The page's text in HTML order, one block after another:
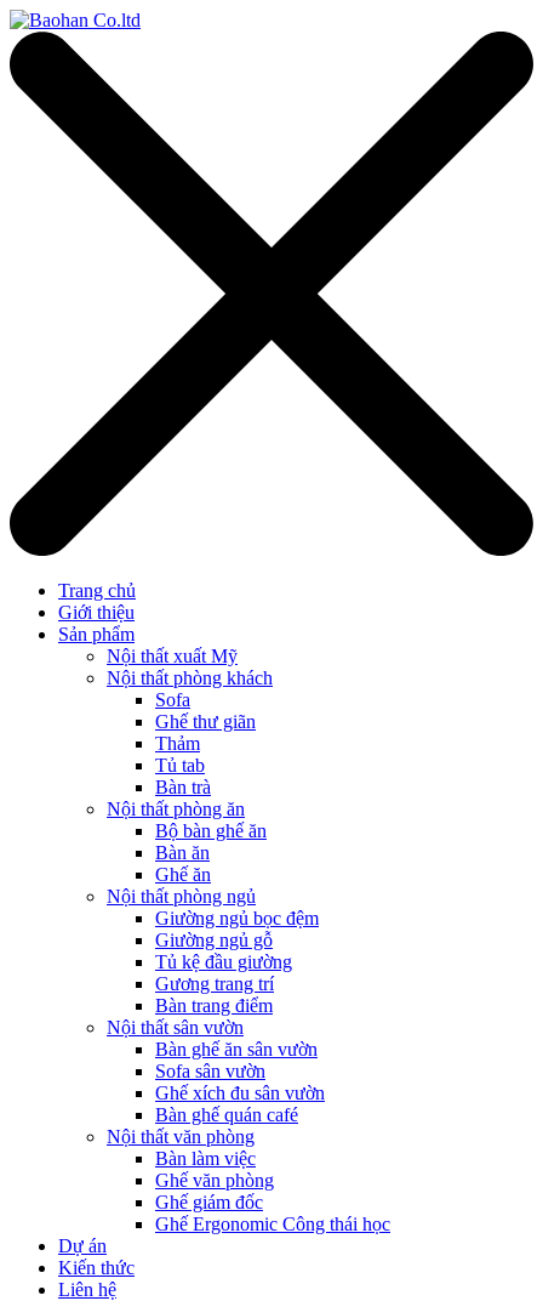
Trang chủ
Giới thiệu
Sản phẩm
Nội thất xuất Mỹ
Nội thất phòng khách
Sofa
Ghế thư giãn
Thảm
Tủ tab
Bàn trà
Nội thất phòng ăn
Bộ bàn ghế ăn
Bàn ăn
Ghế ăn
Nội thất phòng ngủ
Giường ngủ bọc đệm
Giường ngủ gỗ
Tủ kệ đầu giường
Gương trang trí
Bàn trang điểm
Nội thất sân vườn
Bàn ghế ăn sân vườn
Sofa sân vườn
Ghế xích đu sân vườn
Bàn ghế quán café
Nội thất văn phòng
Bàn làm việc
Ghế văn phòng
Ghế giám đốc
Ghế Ergonomic Công thái học
Dự án
Kiến thức
Liên hệ